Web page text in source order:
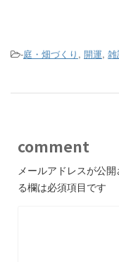
-庭・畑づくり , 開運,
comment
メールアドレスが公開
る欄は必須項目です